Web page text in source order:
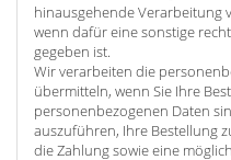
hinausgehende Verarbeitung
wenn dafür eine sonstige
gegeben ist.
Wir verarbeiten die
übermitteln, wenn Sie Ihre
personenbezogenen Daten
auszuführen, Ihre Bestellung
die Zahlung sowie eine